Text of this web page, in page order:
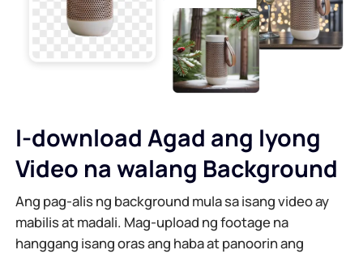
I-download Agad ang Iyong
Video na walang Background
Ang pag-alis ng background mula sa isang video ay
mabilis at madali. Mag-upload ng footage na
hanggang isang oras ang haba at panoorin ang